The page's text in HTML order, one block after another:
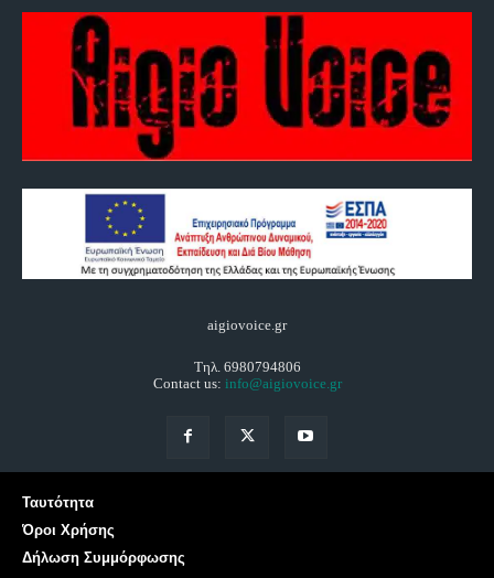
aigiovoice.gr
Τηλ. 6980794806
Contact us: info@aigiovoice.gr
Ταυτότητα
Όροι Χρήσης
Δήλωση Συμμόρφωσης